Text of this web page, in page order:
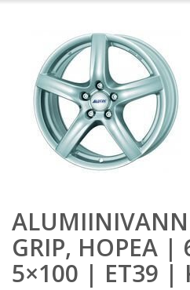
GRIP, HOPEA |
5×100 | ET39 |